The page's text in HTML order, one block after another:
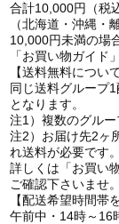
合計10,000円（税
（北海道・沖縄・
10,000円未満の場
「お買い物ガイド
【送料無料について
同じ送料グループ
となります。
注1）複数のグルー
注2）お届け先2ヶ
れ送料が必要です。
詳しくは「お買い
ご確認下さいませ。
【配送希望時間帯
午前中・14時～16